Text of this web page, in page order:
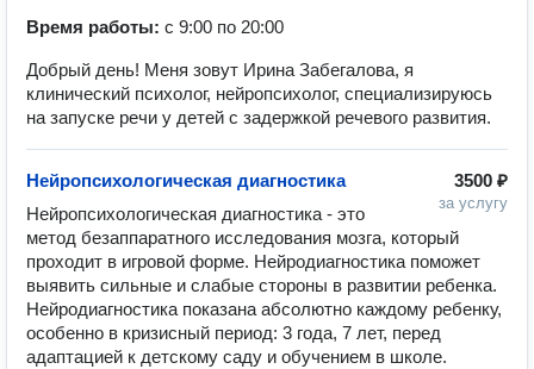
Время работы: с 9:00 по 20:00
Добрый день! Меня зовут Ирина Забегалова, я
клинический психолог, нейропсихолог, специализируюсь
на запуске речи у детей с задержкой речевого развития.
3500 ₽
за услугу
Нейропсихологическая диагностика
Нейропсихологическая диагностика - это
метод безаппаратного исследования мозга, который
проходит в игровой форме. Нейродиагностика поможет
выявить сильные и слабые стороны в развитии ребенка.
Нейродиагностика показана абсолютно каждому ребенку,
особенно в кризисный период: 3 года, 7 лет, перед
адаптацией к детскому саду и обучением в школе.